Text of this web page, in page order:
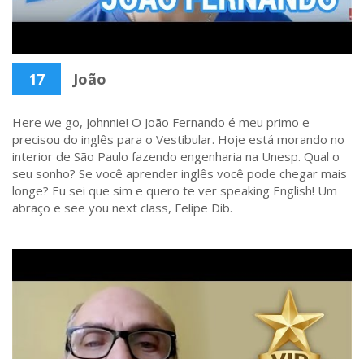
17 João
Here we go, Johnnie! O João Fernando é meu primo e
precisou do inglês para o Vestibular. Hoje está morando no
interior de São Paulo fazendo engenharia na Unesp. Qual o
seu sonho? Se você aprender inglês você pode chegar mais
longe? Eu sei que sim e quero te ver speaking English! Um
abraço e see you next class, Felipe Dib.